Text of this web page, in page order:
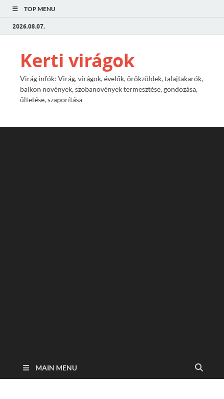
TOP MENU
2026.08.07.
Kerti virágok
Virág infók: Virág, virágok, évelők, örökzöldek, talajtakarók,
balkon növények, szobanövények termesztése, gondozása,
ültetése, szaporítása
MAIN MENU